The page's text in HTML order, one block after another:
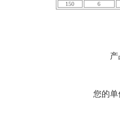
150
6
您的单